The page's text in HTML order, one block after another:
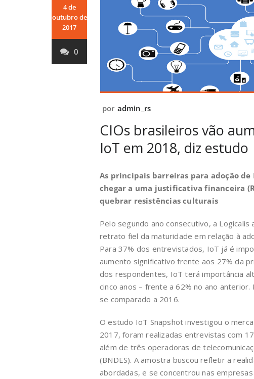
4 de
outubro de
2017
0
por admin_rs
CIOs brasileiros vão
IoT em 2018, diz estudo
As principais barreiras para adoção
chegar a uma justificativa financeira
quebrar resistências culturais
Pelo segundo ano consecutivo, a
retrato fiel da maturidade em relação à
Para 37% dos entrevistados, IoT já é
aumento significativo frente aos 27% da
dos respondentes, IoT terá importância
cinco anos – frente a 62% no ano
se comparado a 2016.
O estudo IoT Snapshot investigou o
2017, foram realizadas entrevistas com
além de três operadoras de
(BNDES). A amostra buscou refletir a
abordadas, e se concentrou nas